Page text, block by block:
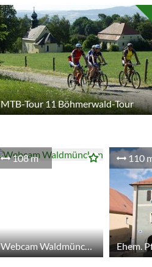
MTB-Tour 11 Böhmerwald-Tour
108 m
Webcam Waldmünchen
110
Ehem.